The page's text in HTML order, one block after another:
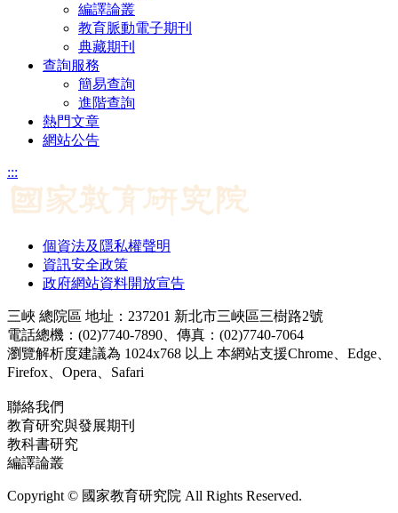
編譯論叢
教育脈動電子期刊
典藏期刊
查詢服務
簡易查詢
進階查詢
熱門文章
網站公告
:::
個資法及隱私權聲明
資訊安全政策
政府網站資料開放宣告
三峽 總院區 地址：237201 新北市三峽區三樹路2號
電話總機：(02)7740-7890、傳真：(02)7740-7064
瀏覽解析度建議為 1024x768 以上 本網站支援Chrome、Edge、
Firefox、Opera、Safari
聯絡我們
教育研究與發展期刊
教科書研究
編譯論叢
Copyright © 國家教育研究院 All Rights Reserved.